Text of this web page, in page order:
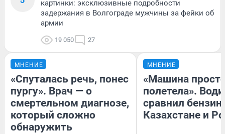
картинки: эксклюзивные подробности
задержания в Волгограде мужчины за фейки об
армии
19 050 27
МНЕНИЕ
«Спуталась речь, понес
пургу». Врач — о
смертельном диагнозе,
который сложно
обнаружить
МНЕНИЕ
«Машина
полетела».
сравнил бензин
Казахстане и